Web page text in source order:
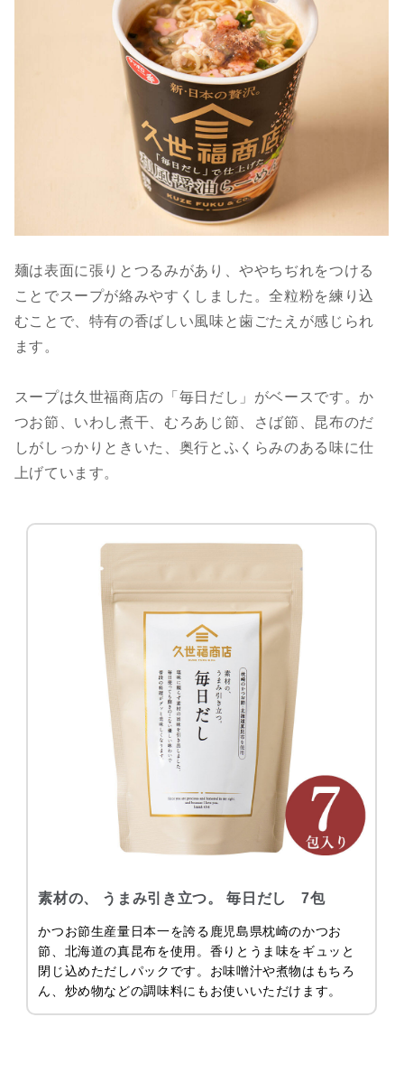
麺は表面に張りとつるみがあり、ややちぢれをつける
ことでスープが絡みやすくしました。全粒粉を練り込
むことで、特有の香ばしい風味と歯ごたえが感じられ
ます。
スープは久世福商店の「毎日だし」がベースです。か
つお節、いわし煮干、むろあじ節、さば節、昆布のだ
しがしっかりときいた、奥行とふくらみのある味に仕
上げています。
素材の、 うまみ引き立つ。 毎日だし 7包
かつお節生産量日本一を誇る鹿児島県枕崎のかつお
節、北海道の真昆布を使用。香りとうま味をギュッと
閉じ込めただしパックです。お味噌汁や煮物はもちろ
ん、炒め物などの調味料にもお使いいただけます。